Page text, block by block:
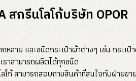
กรีนโลโก้บริษัท OPOR
ลาย และชนิดกระเป๋าผ้าต่างๆ เช่น กระเ
าสามารถผลิตได้ทุกชนิด
ก้ สามารถสอบถามสินค้าที่สนใจกับฝ่ายขา